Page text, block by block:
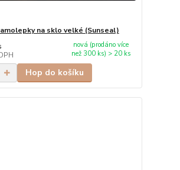
na sklo velké (Sunseal)
nová (prodáno více
než 300 ks) > 20 ks
Hop do košíku